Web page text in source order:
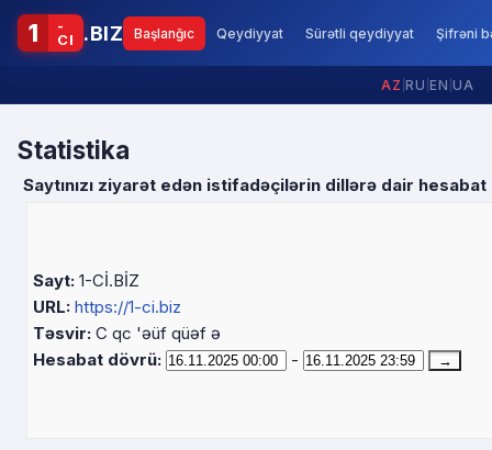
1
-
CI
.BIZ Başlanğıc Qeydiyyat Sürətli qeydiyyat Şifrəni
AZ RU EN UA
Statistika
Saytınızı ziyarət edən istifadəçilərin dillərə dair hesabat
Sayt: 1-Cİ.BİZ
URL: https://1-ci.biz
Təsvir: C qc 'əüf qüəf ə
Hesabat dövrü:
-